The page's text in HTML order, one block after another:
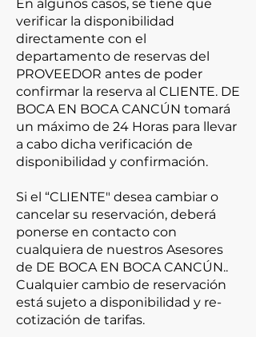
En algunos casos, se tiene que
verificar la disponibilidad
directamente con el
departamento de reservas del
PROVEEDOR antes de poder
confirmar la reserva al CLIENTE. DE
BOCA EN BOCA CANCÚN tomará
un máximo de 24 Horas para llevar
a cabo dicha verificación de
disponibilidad y confirmación.
Si el “CLIENTE" desea cambiar o
cancelar su reservación, deberá
ponerse en contacto con
cualquiera de nuestros Asesores
de DE BOCA EN BOCA CANCÚN..
Cualquier cambio de reservación
está sujeto a disponibilidad y re-
cotización de tarifas.